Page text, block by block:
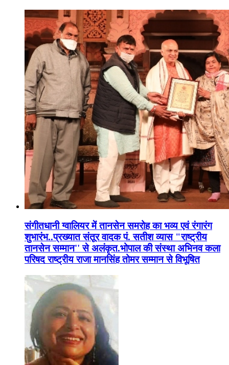
संगीतधानी ग्वालियर में तानसेन समरोह का भव्य एवं रंगारंग
शुभारंभ..प्रख्यात संतूर वादक पं. सतीश व्यास "राष्ट्रीय
तानसेन सम्मान'' से अलंकृत.भोपाल की संस्था अभिनव कला
परिषद राष्ट्रीय राजा मानसिंह तोमर सम्मान से विभूषित